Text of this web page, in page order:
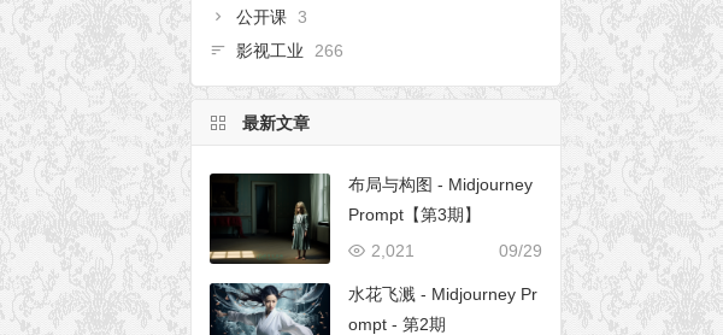
公开课 3
影视工业
266
最新文章
布局与构图 - Midjourney
Prompt【第3期】
09/29
2,021
水花飞溅 - Midjourney Pr
ompt - 第2期